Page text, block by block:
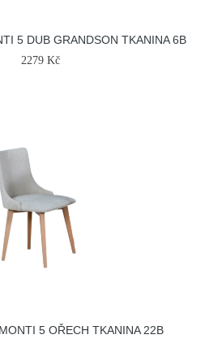
5 DUB GRANDSON TKANINA 6B
2279 Kč
5 OŘECH TKANINA 22B